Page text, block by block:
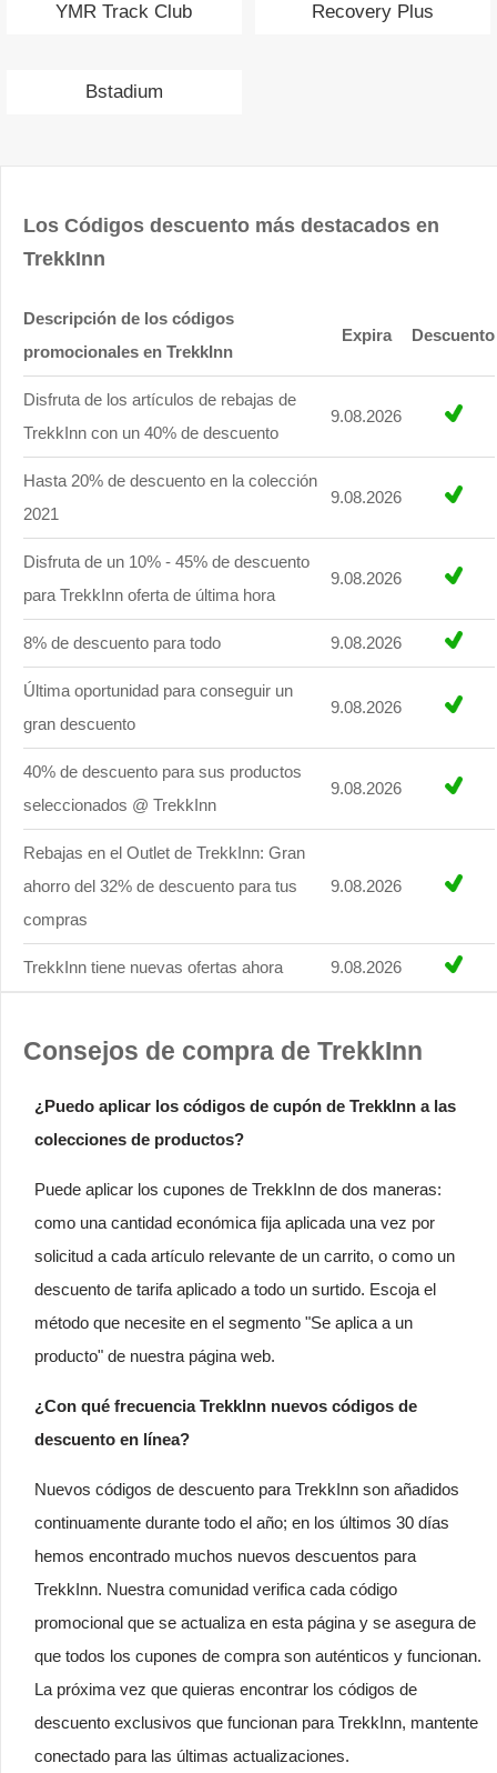
YMR Track Club Recovery Plus
Bstadium
Los Códigos descuento más destacados en
TrekkInn
Descripción de los códigos
promocionales en TrekkInn
Expira Descuento
Disfruta de los artículos de rebajas de
TrekkInn con un 40% de descuento
9.08.2026
Hasta 20% de descuento en la colección
2021
9.08.2026
Disfruta de un 10% - 45% de descuento
para TrekkInn oferta de última hora
9.08.2026
8% de descuento para todo 9.08.2026
Última oportunidad para conseguir un
gran descuento
9.08.2026
40% de descuento para sus productos
seleccionados @ TrekkInn
9.08.2026
Rebajas en el Outlet de TrekkInn: Gran
ahorro del 32% de descuento para tus
compras
9.08.2026
TrekkInn tiene nuevas ofertas ahora 9.08.2026
Consejos de compra de TrekkInn
¿Puedo aplicar los códigos de cupón de TrekkInn a las
colecciones de productos?
Puede aplicar los cupones de TrekkInn de dos maneras:
como una cantidad económica fija aplicada una vez por
solicitud a cada artículo relevante de un carrito, o como un
descuento de tarifa aplicado a todo un surtido. Escoja el
método que necesite en el segmento "Se aplica a un
producto" de nuestra página web.
¿Con qué frecuencia TrekkInn nuevos códigos de
descuento en línea?
Nuevos códigos de descuento para TrekkInn son añadidos
continuamente durante todo el año; en los últimos 30 días
hemos encontrado muchos nuevos descuentos para
TrekkInn. Nuestra comunidad verifica cada código
promocional que se actualiza en esta página y se asegura de
que todos los cupones de compra son auténticos y funcionan.
La próxima vez que quieras encontrar los códigos de
descuento exclusivos que funcionan para TrekkInn, mantente
conectado para las últimas actualizaciones.